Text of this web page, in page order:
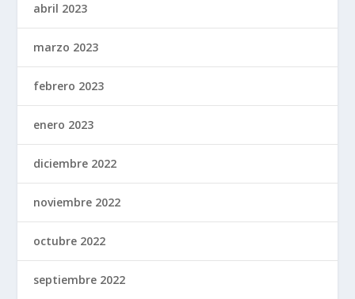
abril 2023
marzo 2023
febrero 2023
enero 2023
diciembre 2022
noviembre 2022
octubre 2022
septiembre 2022